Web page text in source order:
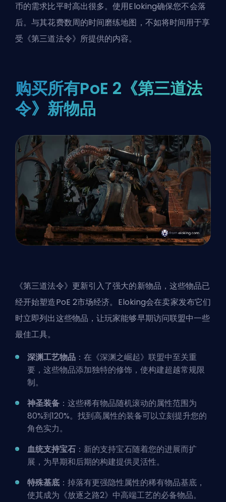
币的需求比平时高出很多。使用Eloking确保您不会落
后。与其花费数周的时间磨练地图，不如将时间用于享
受《第三道法令》所提供的内容。
购买所有PoE 2《第三道法
令》新物品
《第三道法令》更新引入了强大的新物品，这些物品已
经开始塑造PoE 2市场经济。Eloking会在卖家发布它们
时立即列出这些物品，让玩家能够早期访问联盟中一些
最佳工具。
深渊工艺物品 ：在《深渊之崛起》联盟中至关重
要，这些物品添加独特的修饰，使构建超越常规限
制。
神圣装备 ：这些稀有物品随机滚动的属性范围为
80%到120%。找到高属性的装备可以立刻提升您的
角色实力。
血统支持宝石 ：新的支持宝石随着您的进展而扩
展，为早期和后期的构建提供灵活性。
特殊基底 ：掉落有更强隐性属性的稀有物品基底，
使其成为《放逐之路2》中高端工艺的必备物品。